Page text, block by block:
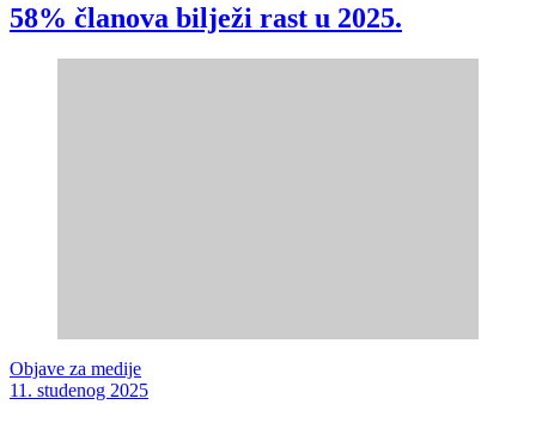
58% članova bilježi rast u 2025.
Objave za medije
11. studenog 2025